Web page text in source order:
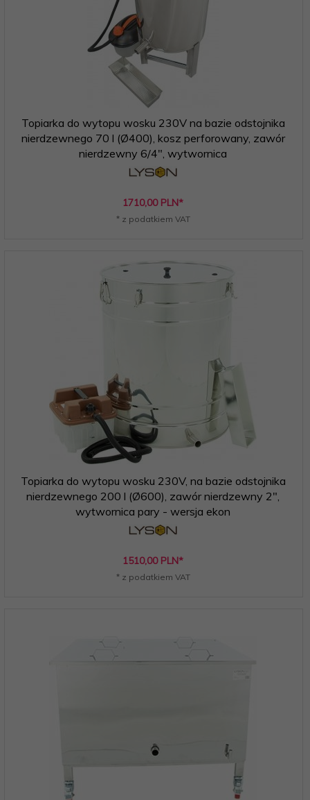
Topiarka do wytopu wosku 230V na bazie odstojnika
nierdzewnego 70 l (Ø400), kosz perforowany, zawór
nierdzewny 6/4", wytwornica
1710,00 PLN*
* z podatkiem VAT
Topiarka do wytopu wosku 230V, na bazie odstojnika
nierdzewnego 200 l (Ø600), zawór nierdzewny 2",
wytwornica pary - wersja ekon
1510,00 PLN*
* z podatkiem VAT